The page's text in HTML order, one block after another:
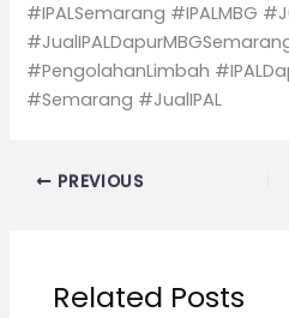
#IPALSemarang #IPALMBG
#PengolahanLimbah
#Semarang #JualIPAL
PREVIOUS
Related Posts